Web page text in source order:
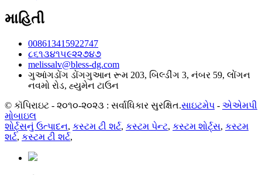
માહિતી
008613415922747
૮૬૧૩૪૧૫૯૨૨૭૪૭
melissalv@bless-dg.com
ગુઆંગડોંગ ડોંગગુઆન રૂમ 203, બિલ્ડીંગ 3, નંબર 59, લોંગન
નવમો રોડ, હ્યુમેન ટાઉન
© કૉપિરાઇટ - ૨૦૧૦-૨૦૨૩ : સર્વાધિકાર સુરક્ષિત.સાઇટમેપ - એએમપી
મોબાઇલ
શોર્ટ્સનું ઉત્પાદન, કસ્ટમ ટી શર્ટ, કસ્ટમ પેન્ટ, કસ્ટમ શોર્ટ્સ, કસ્ટમ
શર્ટ, કસ્ટમ ટી શર્ટ,